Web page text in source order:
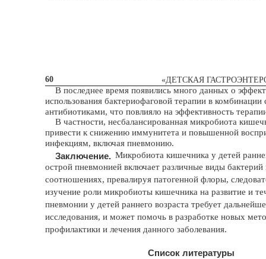
60 «ДЕТСКАЯ
В последнее время появились много данных о
использования бактериофаговой терапии в комбинации
антибиотиками, что повлияло на эффективность
В частности, несбалансированная микробиота
привести к снижению иммунитета и повышенной
инфекциям, включая пневмонию.
Заключение. Микробиота кишечника у детей
острой пневмонией включает различные виды бактерий
соотношениях, превалируя патогенной флоры,
изучение роли микробиоты кишечника на развитие и
пневмонии у детей раннего возраста требует
исследования, и может помочь в разработке новых
профилактики и лечения данного заболевания.
Список литературы